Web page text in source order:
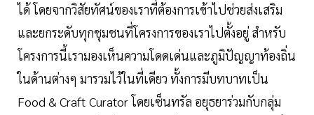
ได้ โดยจากวิสัยทัศน์ของเราที่ต้องการเข้าไปช่วยส่งเสริม
และยกระดับทุกชุมชนที่โครงการของเราไปตั้งอยู่ สำหรับ
โครงการนี้เรามองเห็นความโดดเด่นและภูมิปัญญาท้องถิ่น
ในด้านต่างๆ มารวมไว้ในที่เดียว ทั้งการมีบทบาทเป็น
Food & Craft Curator โดยเซ็นทรัล อยุธยาร่วมกับกลุ่ม